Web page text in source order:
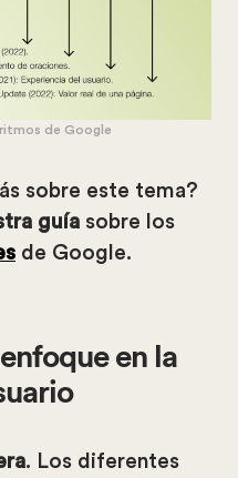
de Google
sobre este tema?
guía sobre los
de Google.
en la
. Los diferentes